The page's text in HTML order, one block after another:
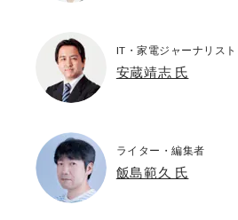
IT・家電ジャーナリスト
安蔵靖志 氏
ライター・編集者
飯島範久 氏